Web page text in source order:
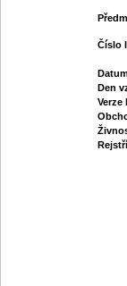
Číslo
Den
Verze